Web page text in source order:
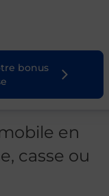
bonus
en
casse ou